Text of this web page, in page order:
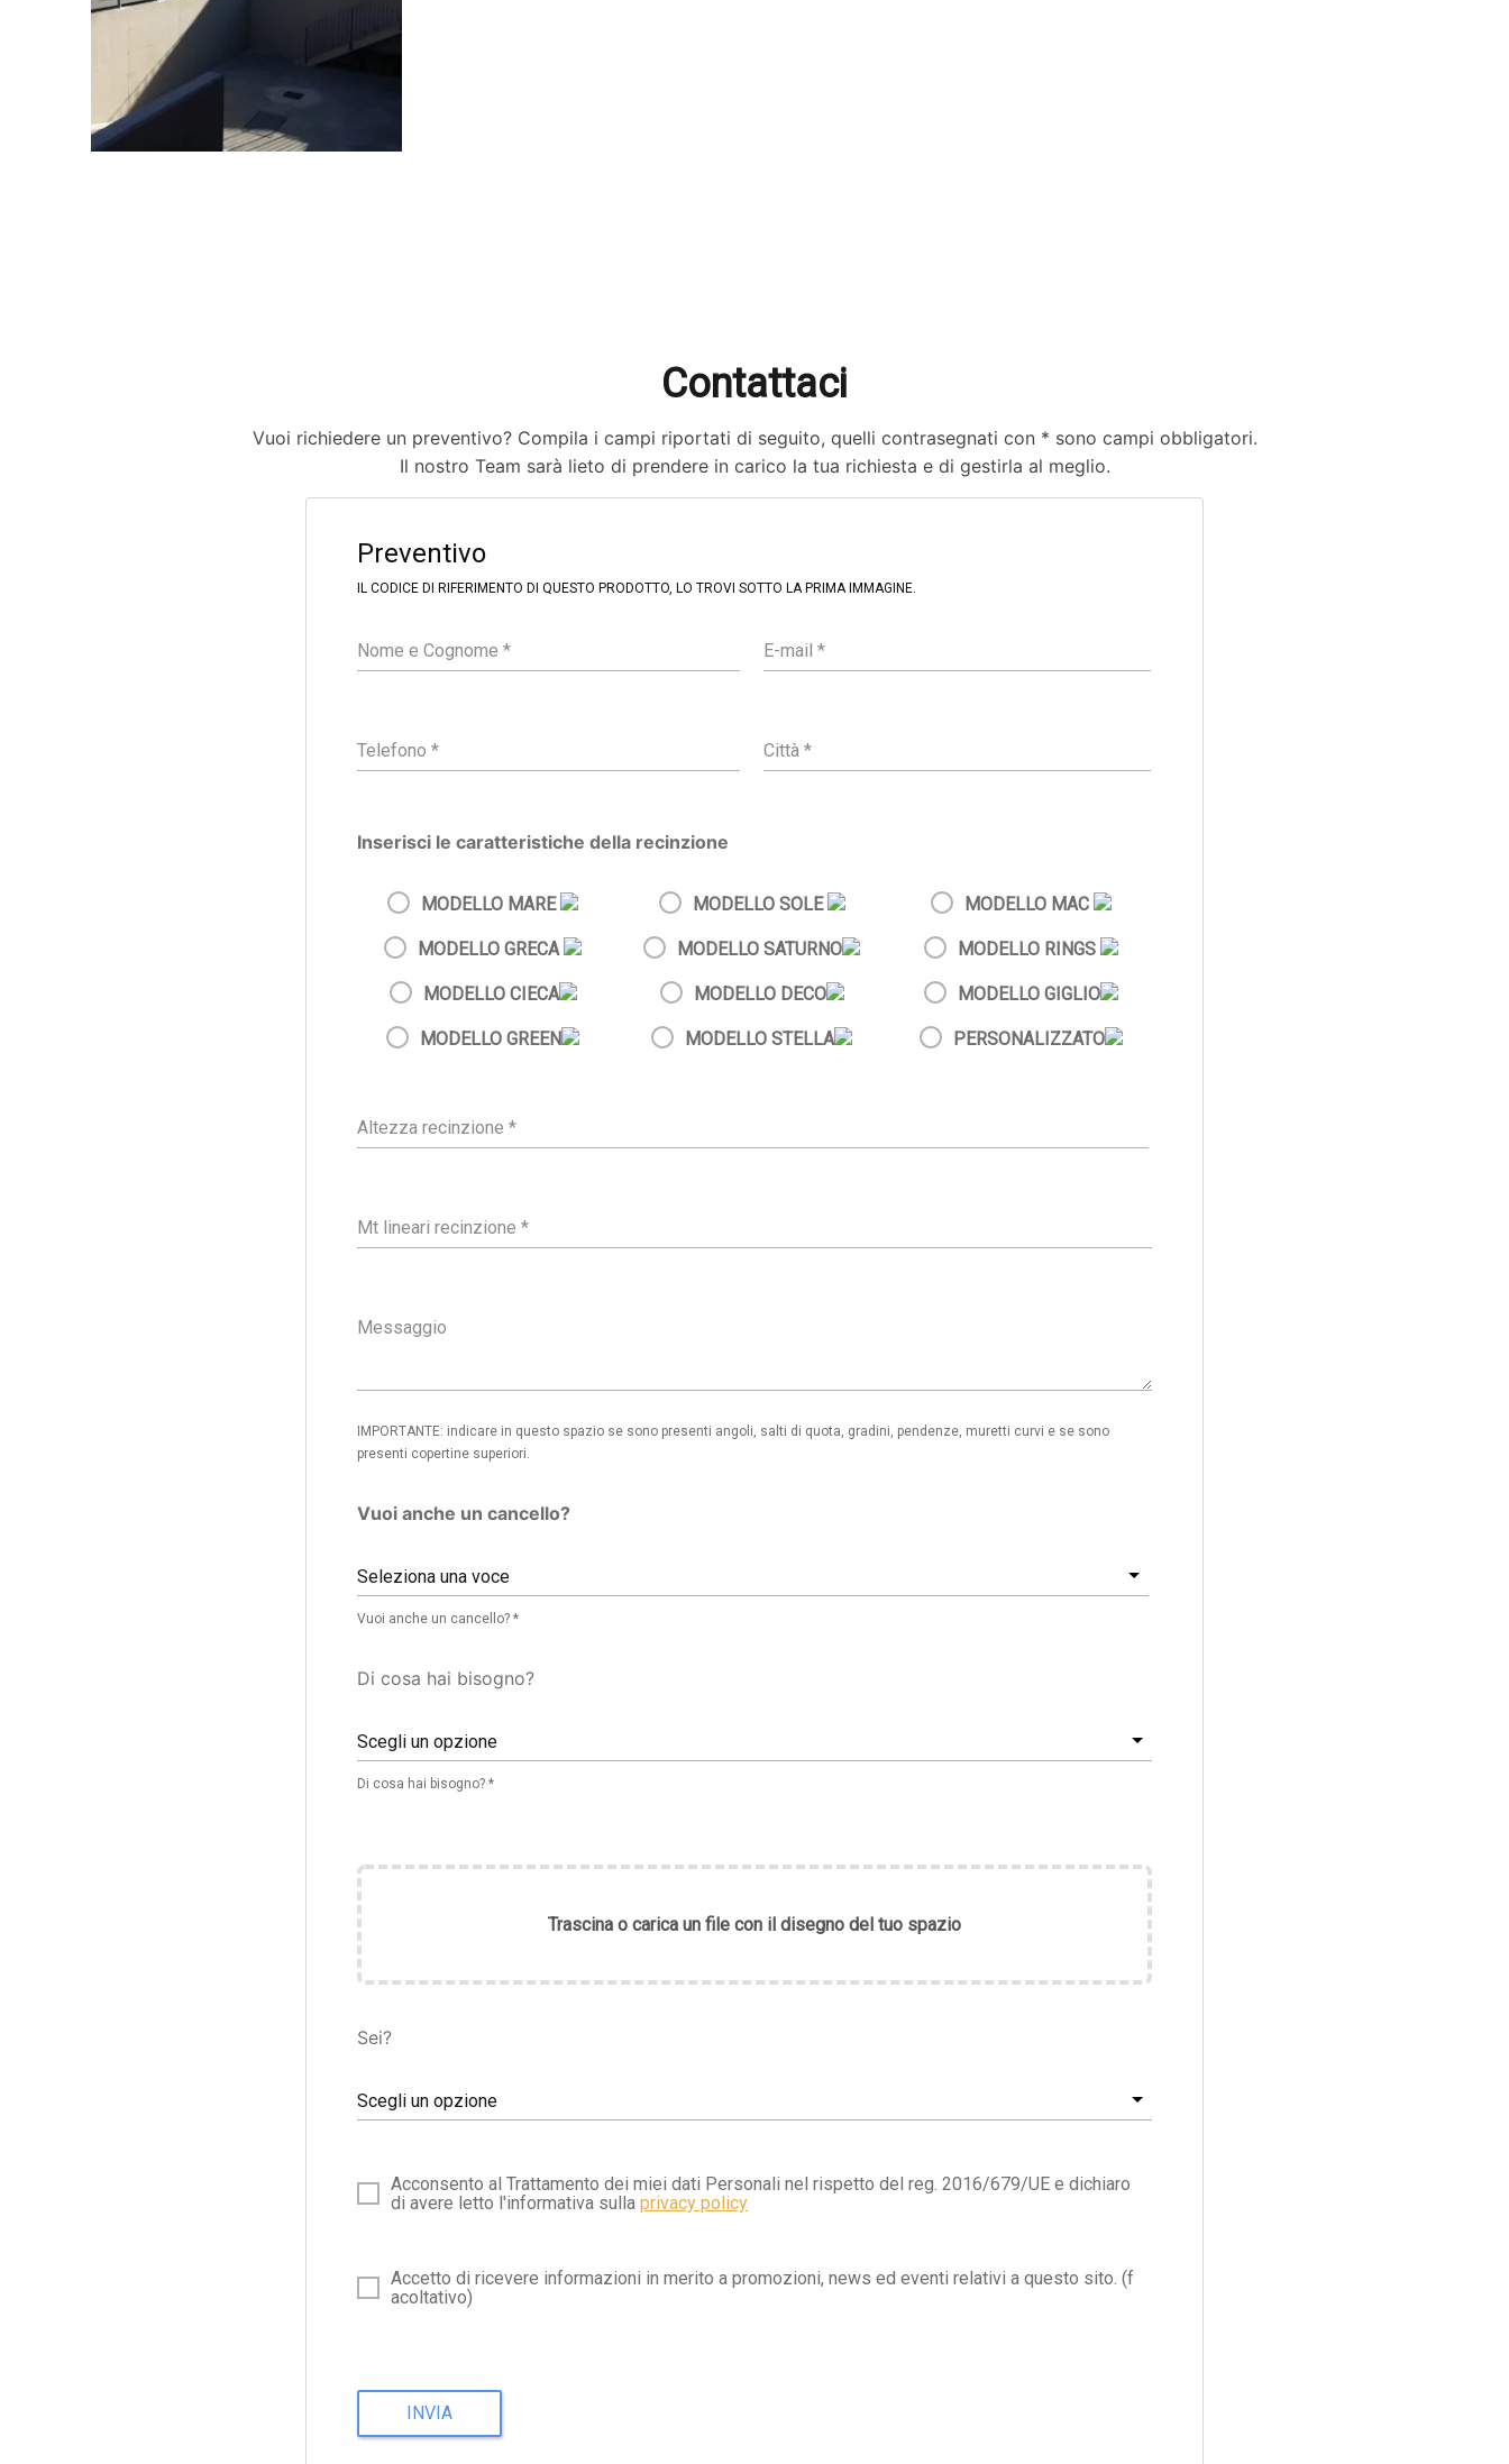
Contattaci
Vuoi richiedere un preventivo? Compila i campi riportati di seguito, quelli contrasegnati con * sono campi obbligatori.
Il nostro Team sarà lieto di prendere in carico la tua richiesta e di gestirla al meglio.
Preventivo
IL CODICE DI RIFERIMENTO DI QUESTO PRODOTTO, LO TROVI SOTTO LA PRIMA IMMAGINE.
Inserisci le caratteristiche della recinzione
MODELLO MARE MODELLO SOLE MODELLO MAC
MODELLO GRECA MODELLO SATURNO MODELLO RINGS
MODELLO CIECA MODELLO DECO MODELLO GIGLIO
MODELLO GREEN MODELLO STELLA PERSONALIZZATO
IMPORTANTE: indicare in questo spazio se sono presenti angoli, salti di quota, gradini, pendenze, muretti curvi e se sono
presenti copertine superiori.
Vuoi anche un cancello?
Seleziona una voce
Vuoi anche un cancello? *
Di cosa hai bisogno?
Scegli un opzione
Di cosa hai bisogno? *
Trascina o carica un file con il disegno del tuo spazio
Sei?
Scegli un opzione
Acconsento al Trattamento dei miei dati Personali nel rispetto del reg. 2016/679/UE e dichiaro
di avere letto l'informativa sulla privacy policy
Accetto di ricevere informazioni in merito a promozioni, news ed eventi relativi a questo sito. (f
acoltativo)
INVIA